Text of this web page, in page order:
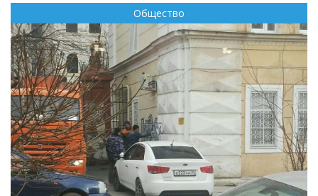
Общество